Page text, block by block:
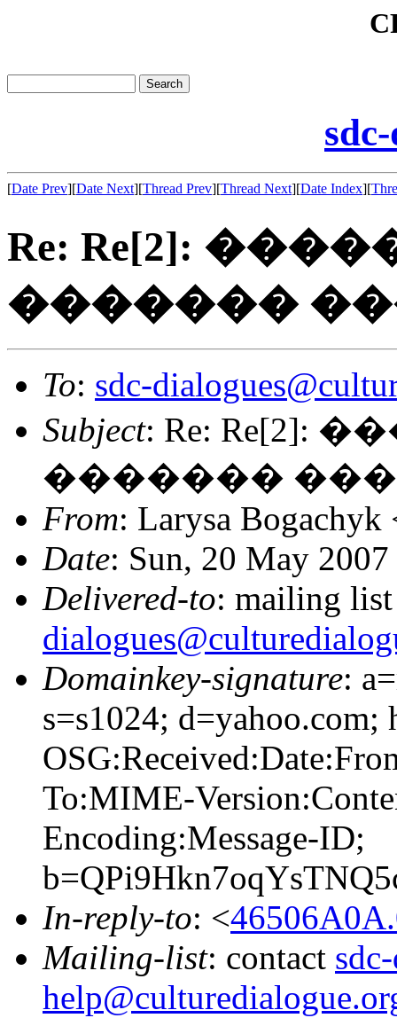
[Date Prev][Date Next][Thread Prev][Thread Next][Date Index][
Re: Re[2]:
�������
To: sdc-
Subject: Re:
�������
From: Larysa Bogachyk
Date: Sun, 20 May
Delivered-to: mailing
Domainkey-signature:
s=s1024;
To:MIME-
Encoding:Message-ID;
In-reply-to: <
Mailing-list: contact